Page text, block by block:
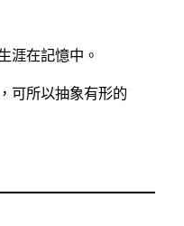
涯在記憶中。
可所以抽象有形的